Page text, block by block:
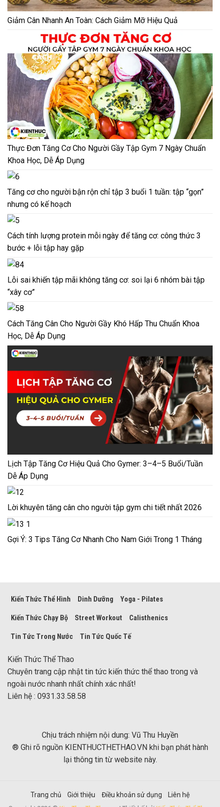
Giảm Cân Nhanh An Toàn: Cách Giảm Mỡ Hiệu Quả
Thực Đơn Tăng Cơ Cho Người Gầy Tập Gym 7 Ngày Chuẩn
Khoa Học, Dễ Áp Dụng
Tăng cơ cho người bận rộn chỉ tập 3 buổi 1 tuần: tập “gọn”
nhưng có kế hoạch
Cách tính lượng protein mỗi ngày để tăng cơ: công thức 3
bước + lỗi tập hay gặp
Lỗi sai khiến tập mãi không tăng cơ: soi lại 6 nhóm bài tập
“xây cơ”
Cách Tăng Cân Cho Người Gầy Khó Hấp Thu Chuẩn Khoa
Học, Dễ Áp Dụng
Lịch Tập Tăng Cơ Hiệu Quả Cho Gymer: 3–4–5 Buổi/Tuần
Dễ Áp Dụng
Lời khuyên tăng cân cho người tập gym chi tiết nhất 2026
Gợi Ý: 3 Tips Tăng Cơ Nhanh Cho Nam Giới Trong 1 Tháng
Kiến Thức Thể Hình Dinh Dưỡng Yoga - Pilates
Kiến Thức Chạy Bộ Street Workout Calisthenics
Tin Tức Trong Nước Tin Tức Quốc Tế
Kiến Thức Thể Thao
Chuyên trang cập nhật tin tức kiến thức thể thao trong và
ngoài nước nhanh nhất chính xác nhất!
Liên hệ : 0931.33.58.58
Chịu trách nhiệm nội dung: Vũ Thu Huyền
® Ghi rõ nguồn KIENTHUCTHETHAO.VN khi bạn phát hành
lại thông tin từ website này.
Trang chủ Giới thiệu Điều khoản sử dụng Liên hệ